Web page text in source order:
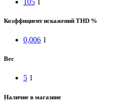
Коэффициент искажений THD %
0,006 1
Вес
5 1
Наличие в магазине